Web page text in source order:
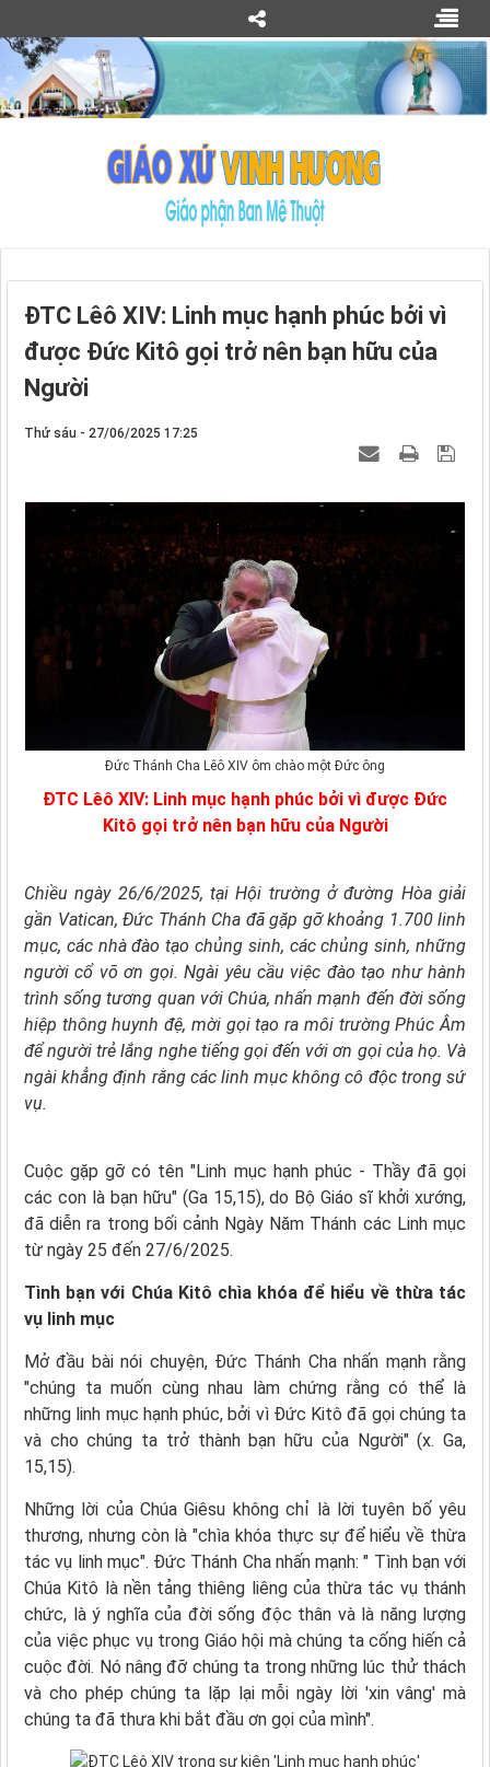
ĐTC Lêô XIV: Linh mục hạnh phúc bởi vì
được Đức Kitô gọi trở nên bạn hữu của
Người
Thứ sáu - 27/06/2025 17:25
Đức Thánh Cha Lêô XIV ôm chào một Đức ông
ĐTC Lêô XIV: Linh mục hạnh phúc bởi vì được Đức
Kitô gọi trở nên bạn hữu của Người
Chiều ngày 26/6/2025, tại Hội trường ở đường Hòa giải
gần Vatican, Đức Thánh Cha đã gặp gỡ khoảng 1.700 linh
mục, các nhà đào tạo chủng sinh, các chủng sinh, những
người cổ võ ơn gọi. Ngài yêu cầu việc đào tạo như hành
trình sống tương quan với Chúa, nhấn mạnh đến đời sống
hiệp thông huynh đệ, mời gọi tạo ra môi trường Phúc Âm
để người trẻ lắng nghe tiếng gọi đến với ơn gọi của họ. Và
ngài khẳng định rằng các linh mục không cô độc trong sứ
vụ.
Cuộc gặp gỡ có tên "Linh mục hạnh phúc - Thầy đã gọi
các con là bạn hữu" (Ga 15,15), do Bộ Giáo sĩ khởi xướng,
đã diễn ra trong bối cảnh Ngày Năm Thánh các Linh mục
từ ngày 25 đến 27/6/2025.
Tình bạn với Chúa Kitô chìa khóa để hiểu về thừa tác
vụ linh mục
Mở đầu bài nói chuyện, Đức Thánh Cha nhấn mạnh rằng
"chúng ta muốn cùng nhau làm chứng rằng có thể là
những linh mục hạnh phúc, bởi vì Đức Kitô đã gọi chúng ta
và cho chúng ta trở thành bạn hữu của Người" (x. Ga,
15,15).
Những lời của Chúa Giêsu không chỉ là lời tuyên bố yêu
thương, nhưng còn là "chìa khóa thực sự để hiểu về thừa
tác vụ linh mục". Đức Thánh Cha nhấn mạnh: " Tình bạn với
Chúa Kitô là nền tảng thiêng liêng của thừa tác vụ thánh
chức, là ý nghĩa của đời sống độc thân và là năng lượng
của việc phục vụ trong Giáo hội mà chúng ta cống hiến cả
cuộc đời. Nó nâng đỡ chúng ta trong những lúc thử thách
và cho phép chúng ta lặp lại mỗi ngày lời 'xin vâng' mà
chúng ta đã thưa khi bắt đầu ơn gọi của mình".